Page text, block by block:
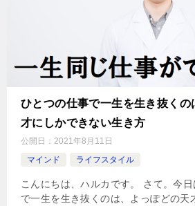
ひとつの仕事で一生を生き抜くの
才にしかできない生き方
公開日： 2021年8月11日
マインド
ライフスタイル
こんにちは、ハルカです。 さて。今
で一生を生き抜くのは、よっぽどの天